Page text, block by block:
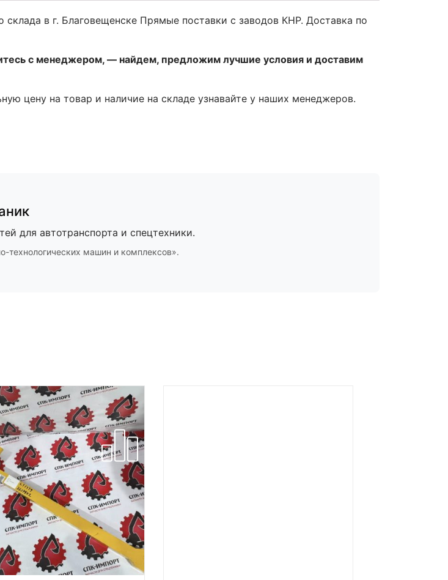
в г. Благовещенске Прямые поставки с заводов КНР. Доставка по
с менеджером, — найдем, предложим лучшие условия и доставим
цену на товар и наличие на складе узнавайте у наших менеджеров.
для автотранспорта и спецтехники.
технологических машин и комплексов».